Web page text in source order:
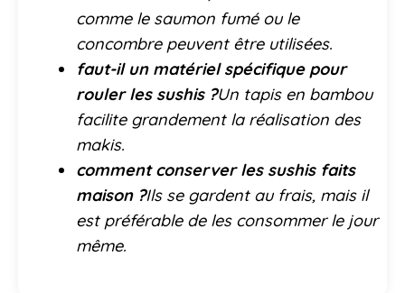
comme le saumon fumé ou le
concombre peuvent être utilisées.
faut-il un matériel spécifique pour
rouler les sushis ?Un tapis en bambou
facilite grandement la réalisation des
makis.
comment conserver les sushis faits
maison ?Ils se gardent au frais, mais il
est préférable de les consommer le jour
même.